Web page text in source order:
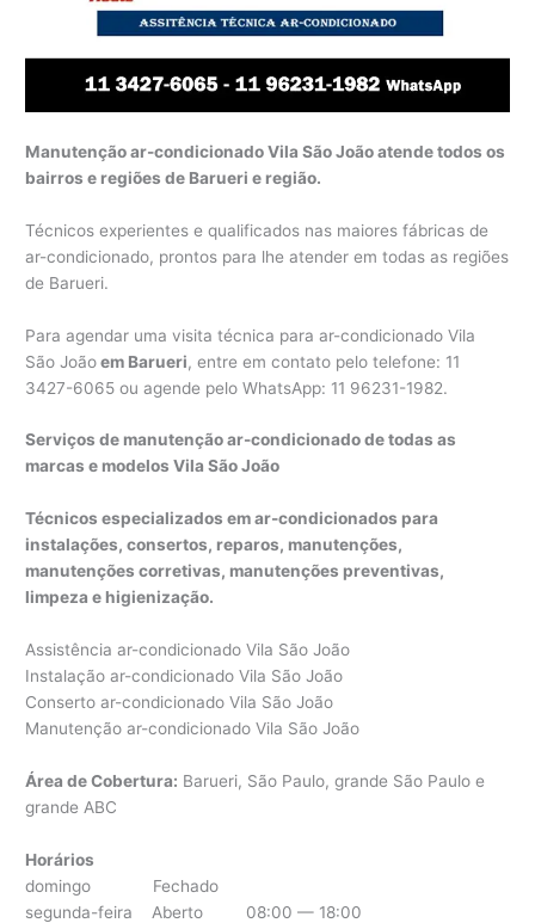
Manutenção ar-condicionado Vila São João atende todos os
bairros e regiões de Barueri e região.
Técnicos experientes e qualificados nas maiores fábricas de
ar-condicionado, prontos para lhe atender em todas as regiões
de Barueri.
Para agendar uma visita técnica para ar-condicionado Vila
São Joãoem Barueri, entre em contato pelo telefone: 11
3427-6065 ou agende pelo WhatsApp: 11 96231-1982.
Serviços de manutenção ar-condicionado de todas as
marcas e modelos Vila São João
Técnicos especializados em ar-condicionados para
instalações, consertos, reparos, manutenções,
manutenções corretivas, manutenções preventivas,
limpeza e higienização.
Assistência ar-condicionado Vila São João
Instalação ar-condicionado Vila São João
Conserto ar-condicionado Vila São João
Manutenção ar-condicionado Vila São João
Área de Cobertura: Barueri, São Paulo, grande São Paulo e
grande ABC
Horários
domingo Fechado
segunda-feira Aberto 08:00 — 18:00